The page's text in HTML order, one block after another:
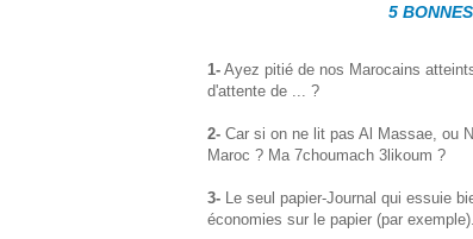
5
1- Ayez pitié de nos Marocains
d'attente de ... ?
2- Car si on ne lit pas Al Massae, ou
Maroc ? Ma 7choumach 3likoum ?
3- Le seul papier-Journal qui essuie
économies sur le papier (par exemple).